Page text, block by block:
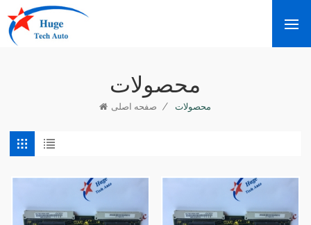
محصولات
صفحه اصلی / محصولات